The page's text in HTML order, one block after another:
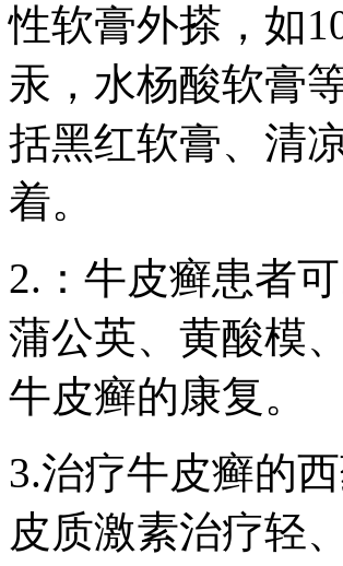
性软膏外搽，如
汞，水杨酸软膏
括黑红软膏、清
着。
2.：牛皮癣患者
蒲公英、黄酸模
牛皮癣的康复。
3.治疗牛皮癣的
皮质激素治疗轻